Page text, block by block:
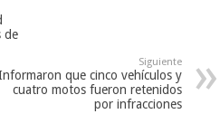
de
Siguiente
que cinco vehículos y
cuatro motos fueron retenidos
por infracciones